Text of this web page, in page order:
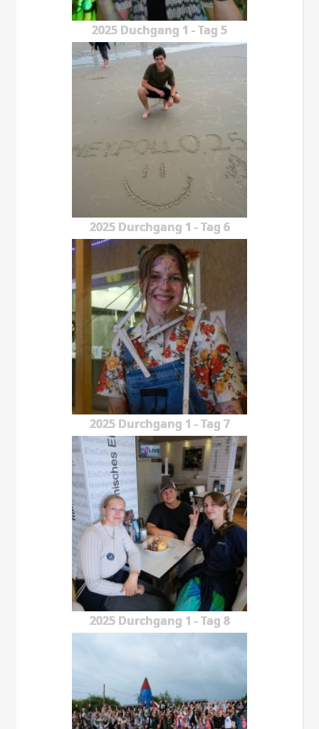
2025 Duchgang 1 - Tag 5
2025 Durchgang 1 - Tag 6
2025 Durchgang 1 - Tag 7
2025 Durchgang 1 - Tag 8